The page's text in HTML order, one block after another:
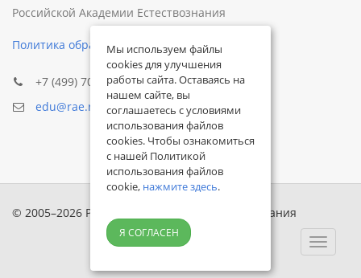
Российской Академии Естествознания
Политика обработки персональных данных
+7 (499) 705-72-30
edu@rae.ru
© 2005–2026 Российская академия естествознания
Toggle
Мы используем файлы
cookies для улучшения
работы сайта. Оставаясь на
нашем сайте, вы
соглашаетесь с условиями
использования файлов
cookies. Чтобы ознакомиться
с нашей Политикой
использования файлов
cookie, нажмите здесь.
Я СОГЛАСЕН